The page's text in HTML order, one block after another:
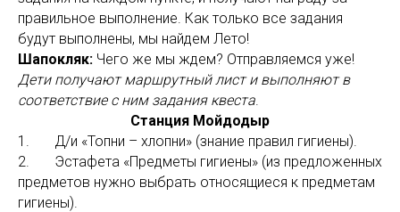
правильное выполнение. Как только все задания
будут выполнены, мы найдем Лето!
Шапокляк: Чего же мы ждем? Отправляемся уже!
Дети получают маршрутный лист и выполняют в
соответствие с ним задания квеста.
Станция Мойдодыр
1. Д/и «Топни – хлопни» (знание правил гигиены).
2. Эстафета «Предметы гигиены» (из предложенных
предметов нужно выбрать относящиеся к предметам
гигиены).